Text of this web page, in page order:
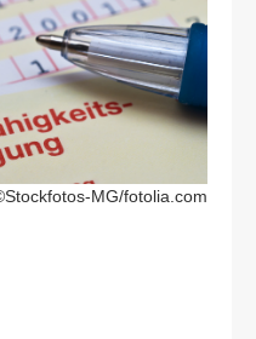
MG/fotolia.com